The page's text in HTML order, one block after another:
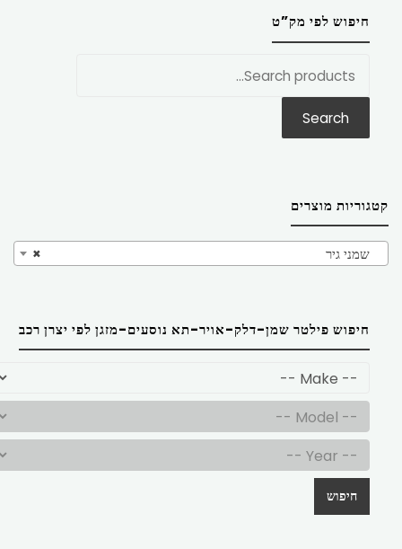
חיפוש לפי מק”ט
Search
קטגוריות מוצרים
× שמני גיר
חיפוש פילטר שמן-דלק-אויר-תא נוסעים-מזגן לפי יצרן רכב
חיפוש